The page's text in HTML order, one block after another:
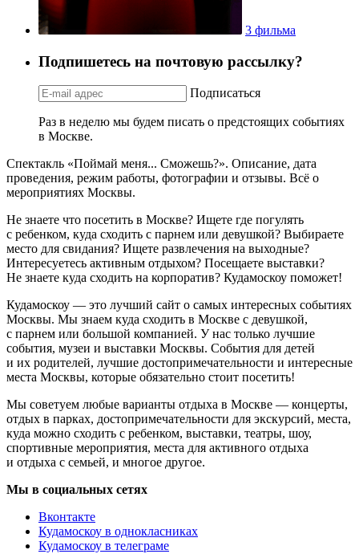
3 фильма
Подпишетесь на почтовую рассылку?
Подписаться
Раз в неделю мы будем писать о предстоящих событиях
в Москве.
Спектакль «Поймай меня... Сможешь?». Описание, дата
проведения, режим работы, фотографии и отзывы. Всё о
мероприятиях Москвы.
Не знаете что посетить в Москве? Ищете где погулять
с ребенком, куда сходить с парнем или девушкой? Выбираете
место для свидания? Ищете развлечения на выходные?
Интересуетесь активным отдыхом? Посещаете выставки?
Не знаете куда сходить на корпоратив? Кудамоскоу поможет!
Кудамоскоу — это лучший сайт о самых интересных событиях
Москвы. Мы знаем куда сходить в Москве с девушкой,
с парнем или большой компанией. У нас только лучшие
события, музеи и выставки Москвы. События для детей
и их родителей, лучшие достопримечательности и интересные
места Москвы, которые обязательно стоит посетить!
Мы советуем любые варианты отдыха в Москве — концерты,
отдых в парках, достопримечательности для экскурсий, места,
куда можно сходить с ребенком, выставки, театры, шоу,
спортивные мероприятия, места для активного отдыха
и отдыха с семьей, и многое другое.
Мы в социальных сетях
Вконтакте
Кудамоскоу в однокласниках
Кудамоскоу в телеграме